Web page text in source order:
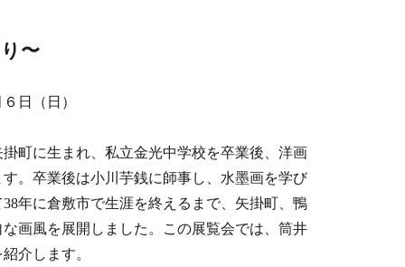
〜
日（日）
町に生まれ、私立金光中学校を卒業後、洋画
。卒業後は小川芋銭に師事し、水墨画を学び
年に倉敷市で生涯を終えるまで、矢掛町、鴨
画風を展開しました。この展覧会では、筒井
介します。